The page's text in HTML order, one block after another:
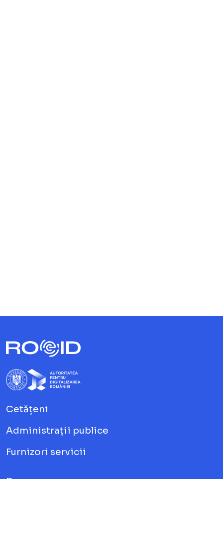
Cetățeni
Administrații publice
Furnizori servicii
Despre